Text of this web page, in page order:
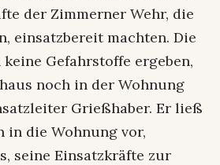
der Zimmerner Wehr, die
einsatzbereit machten. Die
Gefahrstoffe ergeben,
noch in der Wohnung
Grießhaber. Er ließ
in die Wohnung vor,
seine Einsatzkräfte zur